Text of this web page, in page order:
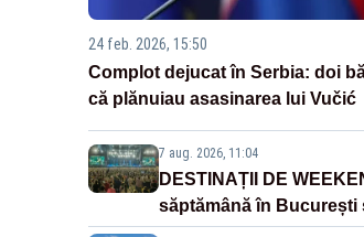
24 feb. 2026, 15:50
Complot dejucat în Serbia: doi
că plănuiau asasinarea lui Vučić
7 aug. 2026, 11:04
DESTINAȚII DE
săptămână în București